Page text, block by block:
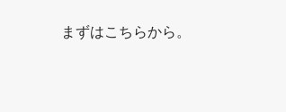
まずはこちらから。